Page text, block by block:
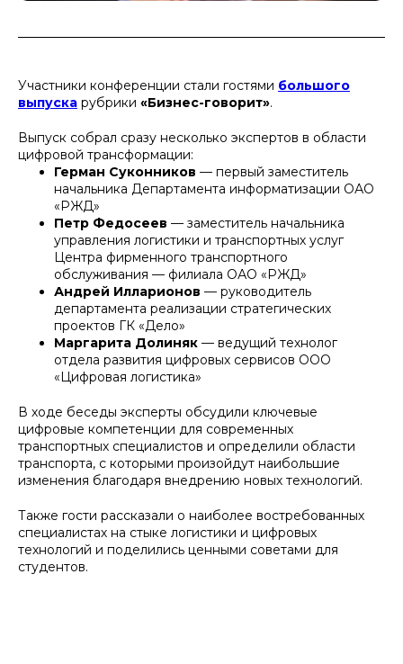
Участники конференции стали гостями большого
выпуска рубрики «Бизнес-говорит».
Выпуск собрал сразу несколько экспертов в области
цифровой трансформации:
Герман Суконников — первый заместитель
начальника Департамента информатизации ОАО
«РЖД»
Петр Федосеев — заместитель начальника
управления логистики и транспортных услуг
Центра фирменного транспортного
обслуживания — филиала ОАО «РЖД»
Андрей Илларионов — руководитель
департамента реализации стратегических
проектов ГК «Дело»
Маргарита Долиняк — ведущий технолог
отдела развития цифровых сервисов ООО
«Цифровая логистика»
В ходе беседы эксперты обсудили ключевые
цифровые компетенции для современных
транспортных специалистов и определили области
транспорта, с которыми произойдут наибольшие
изменения благодаря внедрению новых технологий.
Также гости рассказали о наиболее востребованных
специалистах на стыке логистики и цифровых
технологий и поделились ценными советами для
студентов.